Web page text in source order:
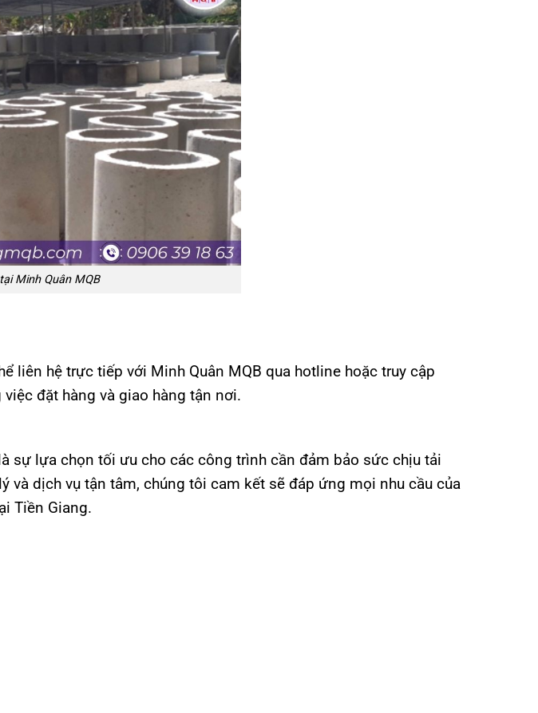
Minh Quân MQB
liên hệ trực tiếp với Minh Quân MQB qua hotline hoặc truy cập
đặt hàng và giao hàng tận nơi.
sự lựa chọn tối ưu cho các công trình cần đảm bảo sức chịu tải
dịch vụ tận tâm, chúng tôi cam kết sẽ đáp ứng mọi nhu cầu của
Tiền Giang.